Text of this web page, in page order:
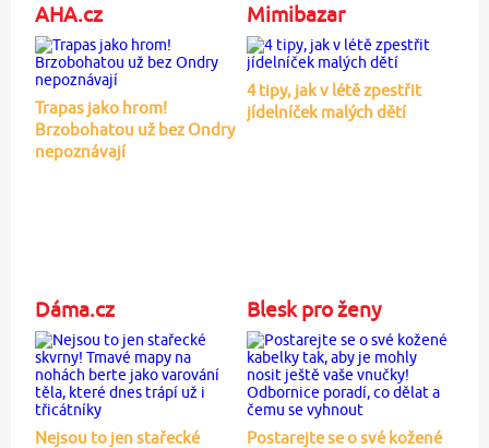
AHA.cz
Trapas jako hrom!
Brzobohatou už bez Ondry
nepoznávají
Mimibazar
4 tipy, jak v létě zpestřit
jídelníček malých dětí
Dáma.cz
Nejsou to jen stařecké
Blesk pro ženy
Postarejte se o své kožené